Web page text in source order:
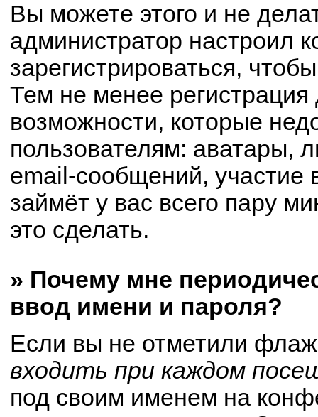
Вы можете этого и не
администратор настроил
зарегистрироваться,
Тем не менее
возможности, которые
пользователям: аватары,
email-сообщений, участие
займёт у вас всего пару
это сделать.
» Почему мне
ввод имени и пароля?
Если вы не отметили
входить при каждом
под своим именем на